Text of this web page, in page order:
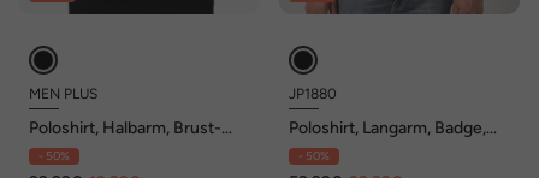
MEN PLUS
Poloshirt, Halbarm, Brust-
Druck, bis 8 XL
- 50%
JP1880
Poloshirt, Langarm, Badge,
Vintage Look, bis 8 XL
- 50%